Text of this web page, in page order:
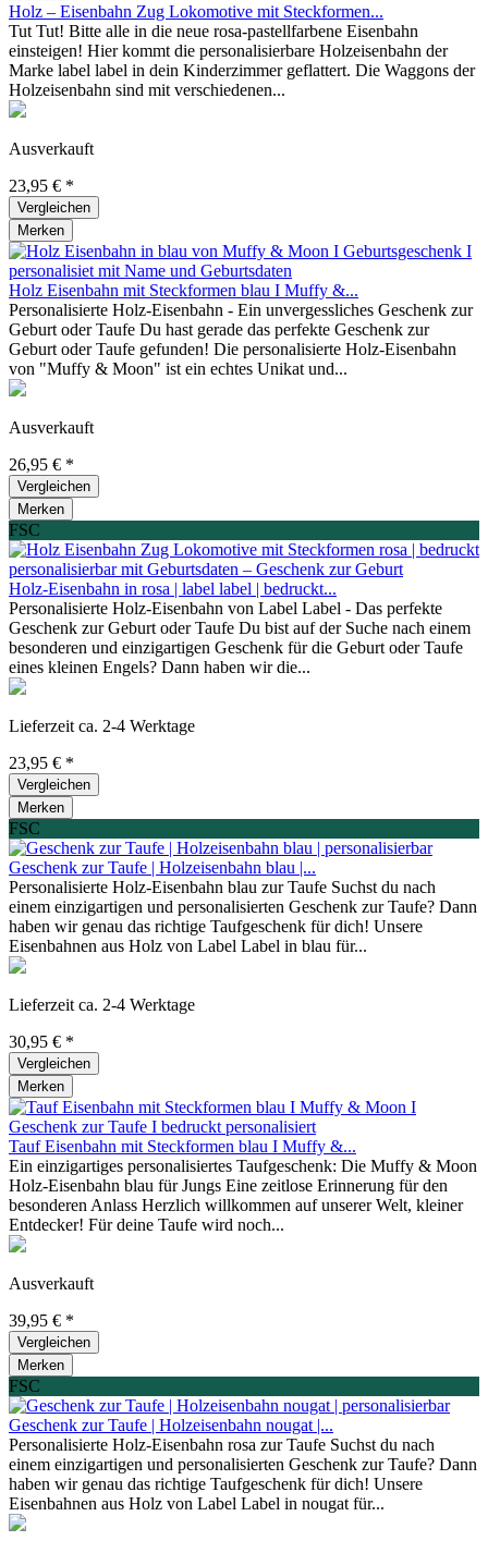
Holz – Eisenbahn Zug Lokomotive mit Steckformen...
Tut Tut! Bitte alle in die neue rosa-pastellfarbene Eisenbahn
einsteigen! Hier kommt die personalisierbare Holzeisenbahn der
Marke label label in dein Kinderzimmer geflattert. Die Waggons der
Holzeisenbahn sind mit verschiedenen...
Ausverkauft
23,95 € *
Vergleichen
Merken
Holz Eisenbahn mit Steckformen blau I Muffy &...
Personalisierte Holz-Eisenbahn - Ein unvergessliches Geschenk zur
Geburt oder Taufe Du hast gerade das perfekte Geschenk zur
Geburt oder Taufe gefunden! Die personalisierte Holz-Eisenbahn
von "Muffy & Moon" ist ein echtes Unikat und...
Ausverkauft
26,95 € *
Vergleichen
Merken
FSC
Holz-Eisenbahn in rosa | label label | bedruckt...
Personalisierte Holz-Eisenbahn von Label Label - Das perfekte
Geschenk zur Geburt oder Taufe Du bist auf der Suche nach einem
besonderen und einzigartigen Geschenk für die Geburt oder Taufe
eines kleinen Engels? Dann haben wir die...
Lieferzeit ca. 2-4 Werktage
23,95 € *
Vergleichen
Merken
FSC
Geschenk zur Taufe | Holzeisenbahn blau |...
Personalisierte Holz-Eisenbahn blau zur Taufe Suchst du nach
einem einzigartigen und personalisierten Geschenk zur Taufe? Dann
haben wir genau das richtige Taufgeschenk für dich! Unsere
Eisenbahnen aus Holz von Label Label in blau für...
Lieferzeit ca. 2-4 Werktage
30,95 € *
Vergleichen
Merken
Tauf Eisenbahn mit Steckformen blau I Muffy &...
Ein einzigartiges personalisiertes Taufgeschenk: Die Muffy & Moon
Holz-Eisenbahn blau für Jungs Eine zeitlose Erinnerung für den
besonderen Anlass Herzlich willkommen auf unserer Welt, kleiner
Entdecker! Für deine Taufe wird noch...
Ausverkauft
39,95 € *
Vergleichen
Merken
FSC
Geschenk zur Taufe | Holzeisenbahn nougat |...
Personalisierte Holz-Eisenbahn rosa zur Taufe Suchst du nach
einem einzigartigen und personalisierten Geschenk zur Taufe? Dann
haben wir genau das richtige Taufgeschenk für dich! Unsere
Eisenbahnen aus Holz von Label Label in nougat für...